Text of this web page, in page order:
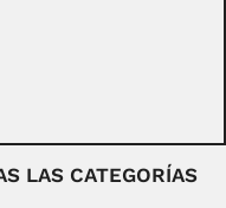
LAS CATEGORÍAS